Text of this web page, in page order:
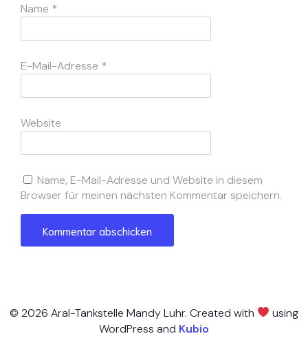
Name *
E-Mail-Adresse *
Website
Name, E-Mail-Adresse und Website in diesem
Browser für meinen nächsten Kommentar speichern.
© 2026 Aral-Tankstelle Mandy Luhr. Created with
using
WordPress and Kubio